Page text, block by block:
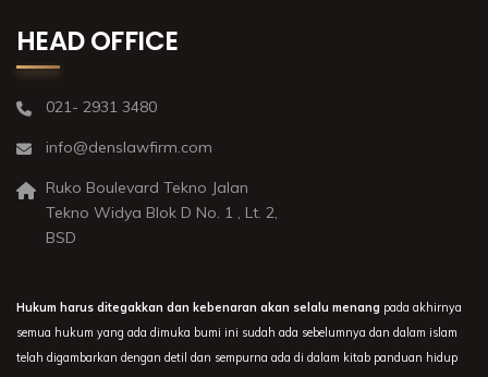
HEAD OFFICE
021- 2931 3480
info@denslawfirm.com
Ruko Boulevard Tekno Jalan
Tekno Widya Blok D No. 1 , Lt. 2,
BSD
Hukum harus ditegakkan dan kebenaran akan selalu menang pada akhirnya
semua hukum yang ada dimuka bumi ini sudah ada sebelumnya dan dalam islam
telah digambarkan dengan detil dan sempurna ada di dalam kitab panduan hidup